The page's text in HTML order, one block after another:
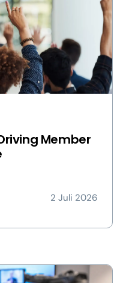
Member
2 Juli 2026